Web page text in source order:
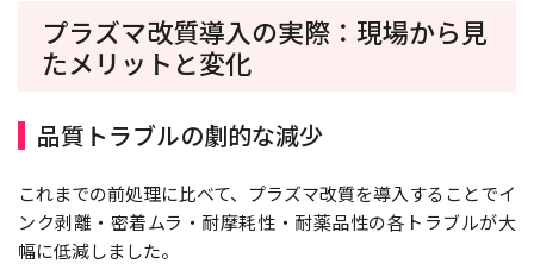
プラズマ改質導入の実際：現場から見
たメリットと変化
品質トラブルの劇的な減少
これまでの前処理に比べて、プラズマ改質を導入することでイ
ンク剥離・密着ムラ・耐摩耗性・耐薬品性の各トラブルが大
幅に低減しました。